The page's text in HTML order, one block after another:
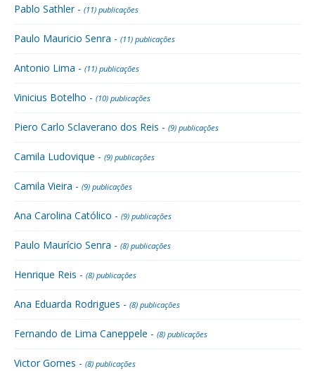
Pablo Sathler - (11) publicações
Paulo Mauricio Senra - (11) publicações
Antonio Lima - (11) publicações
Vinicius Botelho - (10) publicações
Piero Carlo Sclaverano dos Reis - (9) publicações
Camila Ludovique - (9) publicações
Camila Vieira - (9) publicações
Ana Carolina Católico - (9) publicações
Paulo Maurício Senra - (8) publicações
Henrique Reis - (8) publicações
Ana Eduarda Rodrigues - (8) publicações
Fernando de Lima Caneppele - (8) publicações
Victor Gomes - (8) publicações